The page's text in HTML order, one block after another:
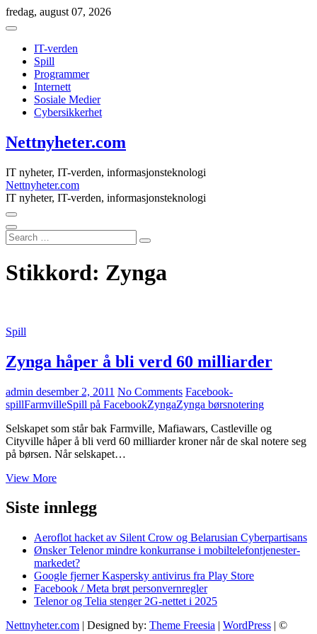
Skip
to
fredag, august 07, 2026
IT-verden
Spill
Programmer
Internett
Sosiale Medier
Cybersikkerhet
Nettnyheter.com
IT nyheter, IT-verden, informasjonsteknologi
Nettnyheter.com
IT nyheter, IT-verden, informasjonsteknologi
Search
…
Stikkord: Zynga
Spill
Zynga håper å bli verd 60 milliarder
admin desember 2, 2011 No Comments Facebook-
spillFarmvilleSpill på FacebookZyngaZynga børsnotering
Selskapet som står bak Farmville, Mafiawars, Castleville og
Cityville håper å bli verd 60 milliarder kroner når de skal notere seg
på børsen. Når selskapet…
View MoreZynga
å
bli
60
milliarder
Siste innlegg
Aeroflot hacket av Silent Crow og Belarusian Cyberpartisans
Ønsker Telenor mindre konkurranse i mobiltelefontjenester-
markedet?
Google fjerner Kaspersky antivirus fra Play Store
Facebook / Meta brøt personvernregler
Telenor og Telia stenger 2G-nettet i 2025
Nettnyheter.com | Designed by: Theme Freesia | WordPress | ©